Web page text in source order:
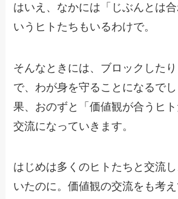
はいえ、なかには「じぶんとは
いうヒトたちもいるわけで。
そんなときには、ブロックした
で、わが身を守ることになるで
果、おのずと「価値観が合うヒ
交流になっていきます。
はじめは多くのヒトたちと交流
いたのに。価値観の交流をも考